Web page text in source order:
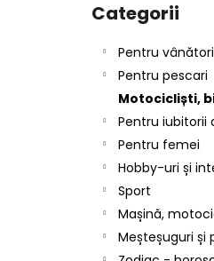
Sari
categorii
Categorii
Pentru vânători
Pentru pescari
Motocicliști,
Pentru iubitorii
Pentru femei
Hobby-uri și
Sport
Mașină,
Meșteșuguri și
CENTURA DIN
lei137,25